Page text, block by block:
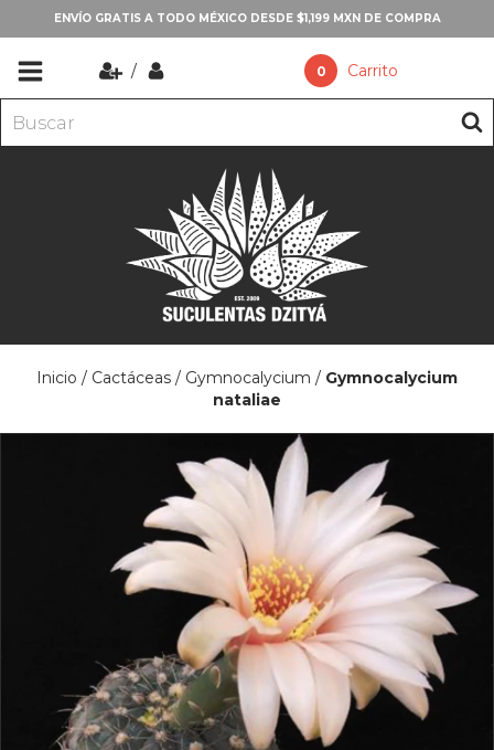
ENVÍO GRATIS A TODO MÉXICO DESDE $1,199 MXN DE COMPRA
/ 0 Carrito
Inicio / Cactáceas / Gymnocalycium / Gymnocalycium
nataliae